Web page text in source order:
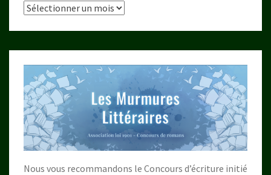
Archives
Nous vous recommandons le Concours d’écriture initié